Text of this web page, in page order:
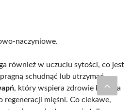
naczyniowe.
również w uczuciu sytości, co jest
schudnąć lub utrzymać
, który wspiera zdrowie kości, a
regeneracji mięśni. Co ciekawe,